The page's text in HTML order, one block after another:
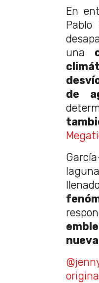
En
una
de